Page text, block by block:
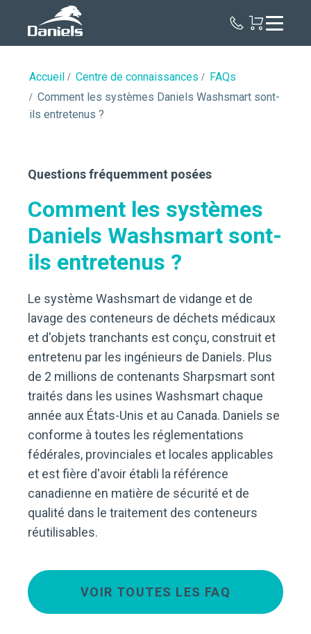
Accueil Centre de connaissances
FAQs
Comment les systèmes Daniels Washsmart sont-
ils entretenus ?
Questions fréquemment posées
Comment les systèmes
Daniels Washsmart sont-
ils entretenus ?
Le système Washsmart de vidange et de
lavage des conteneurs de déchets médicaux
et d'objets tranchants est conçu, construit et
entretenu par les ingénieurs de Daniels. Plus
de 2 millions de contenants Sharpsmart sont
traités dans les usines Washsmart chaque
année aux États-Unis et au Canada. Daniels se
conforme à toutes les réglementations
fédérales, provinciales et locales applicables
et est fière d'avoir établi la référence
canadienne en matière de sécurité et de
qualité dans le traitement des conteneurs
réutilisables.
VOIR TOUTES LES FAQ